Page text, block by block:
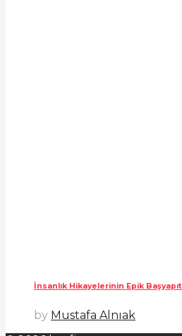
İnsanlık Hikayelerinin Epik
by Mustafa Alnıak